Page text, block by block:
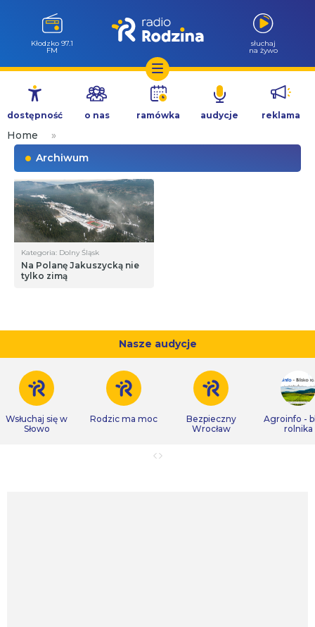
Przejdź
treści
Kłodzko 97.1
FM
słuchaj
na żywo
dostępność o nas ramówka audycje reklama
Home
»
Archiwum
Kategoria: Dolny Śląsk
Na Polanę Jakuszycką nie
tylko zimą
Nasze audycje
Wsłuchaj się w
Słowo
Rodzic ma moc
Bezpieczny
Wrocław
Agroinfo -
rolnika